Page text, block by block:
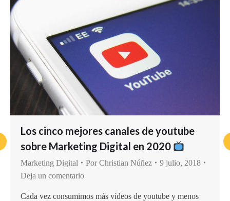
Los cinco mejores canales de youtube
sobre Marketing Digital en 2020
Marketing Digital PorChristian Núñez
9 julio, 2018
Deja un comentario
Cada vez consumimos más vídeos de youtube y menos